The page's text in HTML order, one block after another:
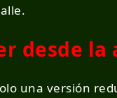
desde
una versión